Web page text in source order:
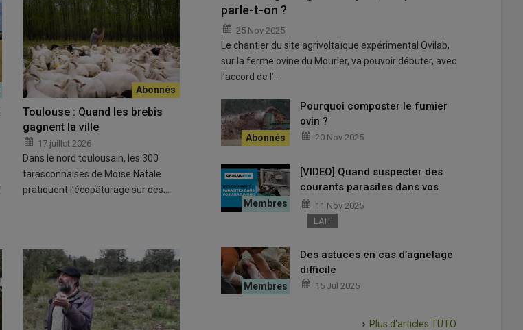
Toulouse : Quand les brebis
gagnent la ville
17 juillet 2026
Dans le nord toulousain, les 300
tarasconnaises de Moïse Natale
pratiquent l’écopâturage sur des…
parle-t-on ?
25 Nov 2025
Le chantier du site agrivoltaïque expérimental Ovilab,
sur la ferme ovine du Mourier, va pouvoir débuter, avec
l’accord de l’…
Pourquoi composter le fumier
ovin ?
20 Nov 2025
[VIDEO] Quand suspecter des
courants parasites dans vos
abreuvoirs?
11 Nov 2025
LAIT
Des astuces en cas d’agnelage
difficile
15 Jul 2025
Plus d'articles TUTO